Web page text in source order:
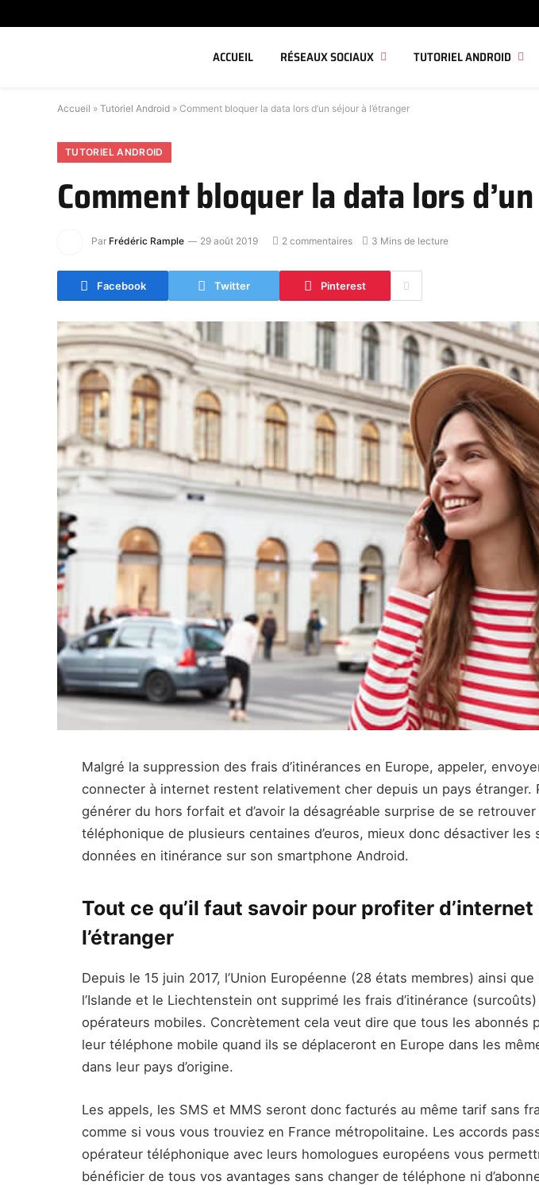
ACCUEIL RÉSEAUX SOCIAUX TUTORIEL ANDROID
Accueil » Tutoriel Android » Comment bloquer la data lors d’un séjour à l’étranger
TUTORIEL ANDROID
Comment bloquer la data lors
Par Frédéric Rample 29 août 2019 2 commentaires 3 Mins de lecture
Facebook Twitter Pinterest
Malgré la suppression des frais d’itinérances en Europe, appeler,
connecter à internet restent relativement cher depuis un pays étranger.
générer du hors forfait et d’avoir la désagréable surprise de se
téléphonique de plusieurs centaines d’euros, mieux donc désactiver les
données en itinérance sur son smartphone Android.
Tout ce qu’il faut savoir pour profiter
l’étranger
Depuis le 15 juin 2017, l’Union Européenne (28 états membres) ainsi
l’Islande et le Liechtenstein ont supprimé les frais d’itinérance
opérateurs mobiles. Concrètement cela veut dire que tous les abonnés
leur téléphone mobile quand ils se déplaceront en Europe dans les
dans leur pays d’origine.
Les appels, les SMS et MMS seront donc facturés au même tarif sans
comme si vous vous trouviez en France métropolitaine. Les accords
opérateur téléphonique avec leurs homologues européens vous
bénéficier de tous vos avantages sans changer de téléphone ni